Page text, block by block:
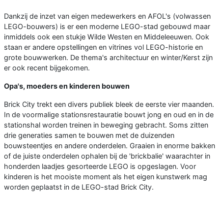
Dankzij de inzet van eigen medewerkers en AFOL's (volwassen
LEGO-bouwers) is er een moderne LEGO-stad gebouwd maar
inmiddels ook een stukje Wilde Westen en Middeleeuwen. Ook
staan er andere opstellingen en vitrines vol LEGO-historie en
grote bouwwerken. De thema's architectuur en winter/Kerst zijn
er ook recent bijgekomen.
Opa's, moeders en kinderen bouwen
Brick City trekt een divers publiek bleek de eerste vier maanden.
In de voormalige stationsrestauratie bouwt jong en oud en in de
stationshal worden treinen in beweging gebracht. Soms zitten
drie generaties samen te bouwen met de duizenden
bouwsteentjes en andere onderdelen. Graaien in enorme bakken
of de juiste onderdelen ophalen bij de 'brickbalie' waarachter in
honderden laadjes gesorteerde LEGO is opgeslagen. Voor
kinderen is het mooiste moment als het eigen kunstwerk mag
worden geplaatst in de LEGO-stad Brick City.